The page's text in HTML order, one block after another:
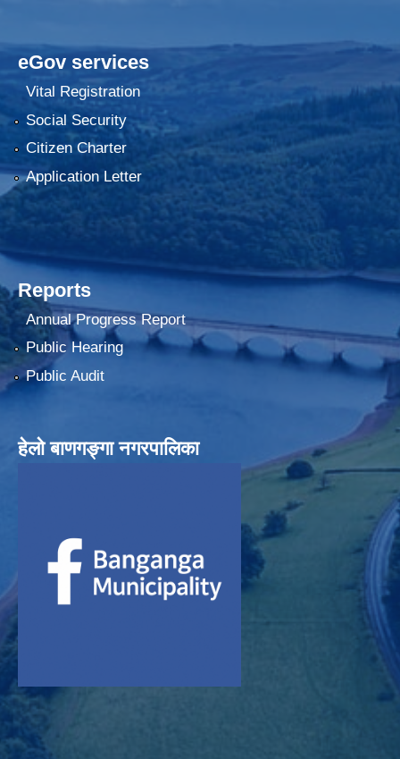
eGov services
Vital Registration
Social Security
Citizen Charter
Application Letter
Reports
Annual Progress Report
Public Hearing
Public Audit
हेलाे बाणगङ्गा नगरपालिका